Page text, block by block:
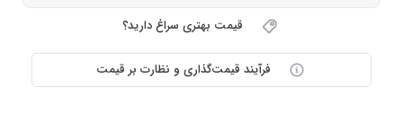
قیمت بهتری سراغ دارید؟
فرآیند قیمت‌گذاری و نظارت بر قیمت